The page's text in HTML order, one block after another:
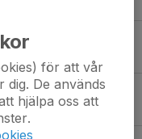
VINTERN 2025/26
för att vår
De används
hjälpa oss att